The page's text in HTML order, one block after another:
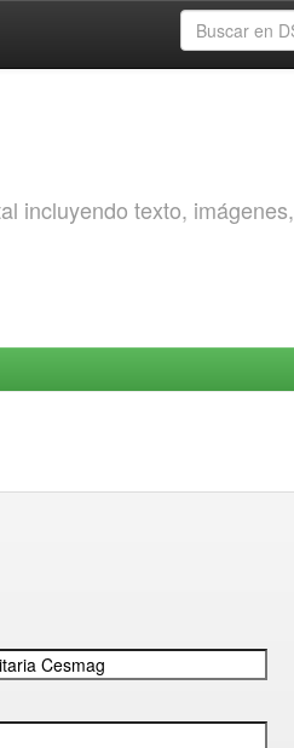
incluyendo texto, imágenes,